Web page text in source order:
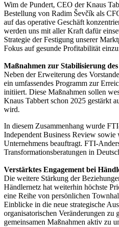
Wim de Pundert, CEO der Knaus
Bestellung von Radim Ševčík als
auf das operative Geschäft
werden uns mit aller Kraft dafür
Strategie der Festigung unserer
Fokus auf gesunde Profitabilität
Maßnahmen zur Stabilisierung
Neben der Erweiterung des
ein umfassendes Programm zur
initiiert. Diese Maßnahmen sollen
Knaus Tabbert schon 2025 gestärkt
wird.
In diesem Zusammenhang wurde
Independent Business Review sowie
Unternehmens beauftragt.
Transformationsberatungen in
Verstärktes Engagement bei
Die weitere Stärkung der
Händlernetz hat weiterhin höchste
eine Reihe von persönlichen
Einblicke in die neue strategische
organisatorischen Veränderungen zu
gemeinsamen Maßnahmen aktiv zu